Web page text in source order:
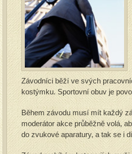
Závodníci běží ve svých
kostýmku. Sportovní obuv je
Během závodu musí mít každý
moderátor akce průběžně volá,
do zvukové aparatury, a tak se i